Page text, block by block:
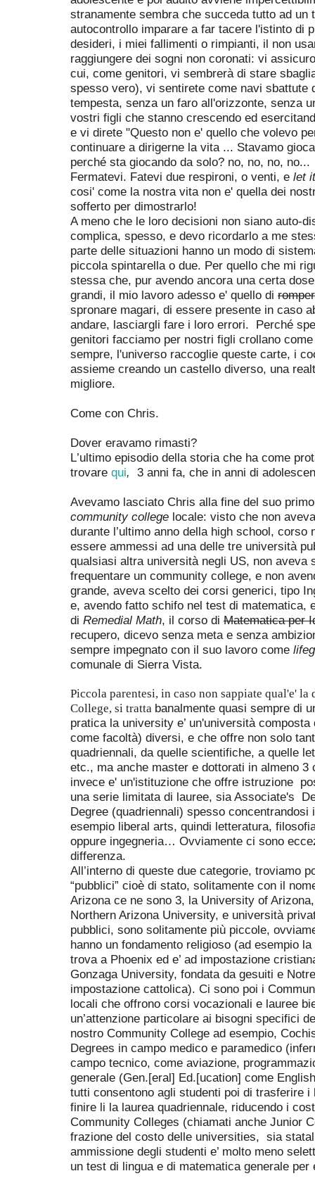
stranamente sembra che succeda tutto ad un
autocontrollo imparare a far tacere l'istinto di
desideri, i miei fallimenti o rimpianti, il non
raggiungere dei sogni non coronati: vi
cui, come genitori, vi sembrerà di stare
spesso vero), vi sentirete come navi sbattute
tempesta, senza un faro all'orizzonte, senza
vostri figli che stanno crescendo ed
e vi direte "Questo non e' quello che volevo
continuare a dirigerne la vita ... Stavamo
perché sta giocando da solo? no, no, no, no...
Fermatevi. Fatevi due respironi, o venti, e let
cosi' come la nostra vita non e' quella dei
sofferto per dimostrarlo!
A meno che le loro decisioni non siano auto-
complica, spesso, e devo ricordarlo a me
parte delle situazioni hanno un modo di
piccola spintarella o due. Per quello che mi
stessa che, pur avendo ancora una certa
grandi, il mio lavoro adesso e' quello di
spronare magari, di essere presente in caso
andare, lasciargli fare i loro errori. Perché
genitori facciamo per nostri figli crollano
sempre, l'universo raccoglie queste carte, i
assieme creando un castello diverso, una
migliore.
Come con Chris.
Dover eravamo rimasti?
L’ultimo episodio della storia che ha come
trovare qui, 3 anni fa, che in anni di
Avevamo lasciato Chris alla fine del suo
community college locale: visto che non
durante l’ultimo anno della high school,
essere ammessi ad una delle tre università
qualsiasi altra università negli US, non aveva
frequentare un community college, e non
grande, aveva scelto dei corsi generici, tipo
e, avendo fatto schifo nel test di matematica,
di Remedial Math, il corso di Matematica per
recupero, dicevo senza meta e senza
sempre impegnato con il suo lavoro come
comunale di Sierra Vista.
Piccola parentesi, in caso non sappiate qual'e'
College, si tratta banalmente quasi sempre di
pratica la university e’ un'università
come facoltà) diversi, e che offre non solo
quadriennali, da quelle scientifiche, a quelle
etc., ma anche master e dottorati in almeno
invece e' un'istituzione che offre istruzione
una serie limitata di lauree, sia Associate's
Degree (quadriennali) spesso
esempio liberal arts, quindi letteratura,
oppure ingegneria… Ovviamente ci sono
differenza.
All’interno di queste due categorie, troviamo
“pubblici” cioè di stato, solitamente con il
Arizona ce ne sono 3, la University of
Northern Arizona University, e università
pubblici, sono solitamente più piccole,
hanno un fondamento religioso (ad esempio
trova a Phoenix ed e’ ad impostazione
Gonzaga University, fondata da gesuiti e
impostazione cattolica). Ci sono poi i C
locali che offrono corsi vocazionali e lauree
un’attenzione particolare ai bisogni specifici
nostro Community College ad esempio,
Degrees in campo medico e paramedico
campo tecnico, come aviazione,
generale (Gen.[eral] Ed.[ucation] come
tutti consentono agli studenti poi di trasferire
finire li la laurea quadriennale, riducendo i
Community Colleges (chiamati anche Junior
frazione del costo delle universities, sia
ammissione degli studenti e’ molto meno
un test di lingua e di matematica generale per